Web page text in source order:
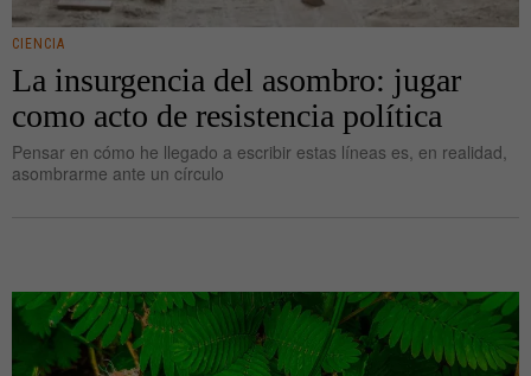
CIENCIA
La insurgencia del asombro: jugar
como acto de resistencia política
Pensar en cómo he llegado a escribir estas líneas es, en realidad,
asombrarme ante un círculo